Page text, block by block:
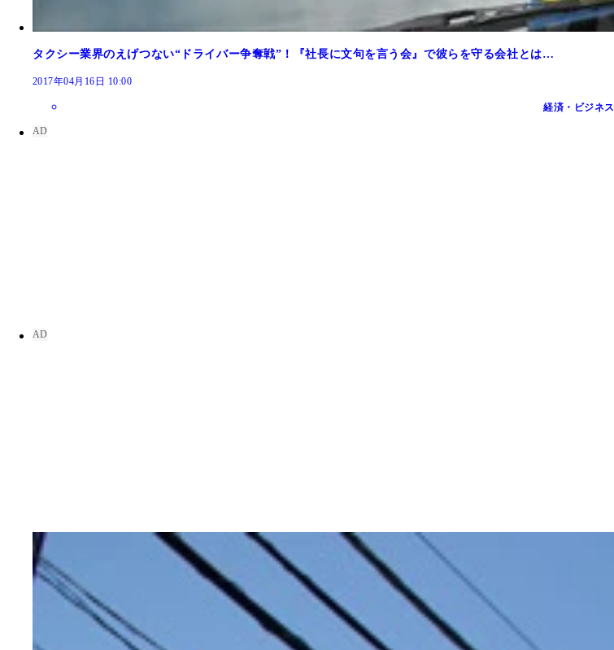
タクシー業界のえげつない“ドライバー争奪戦”！『社長に文句を言う会』で彼らを守る会社とは…
2017年04月16日 10:00
経済・ビジネス